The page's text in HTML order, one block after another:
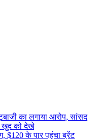
का लगाया आरोप, सांसद
खुद को देखे
के पार पहुंचा ब्रेंट